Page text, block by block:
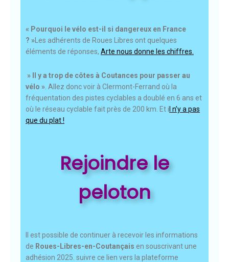
« Pourquoi le vélo est-il si dangereux en France
? » Les adhérents de Roues Libres ont quelques
éléments de réponses, Arte nous donne les chiffres.
» Il y a trop de côtes à Coutances pour passer au
vélo » . Allez donc voir à Clermont-Ferrand où la
fréquentation des pistes cyclables a doublé en 6 ans et
où le réseau cyclable fait près de 200 km. Et i l n’y a pas
que du plat !
Rejoindre le
peloton
Il est possible de continuer à recevoir les informations
de Roues-Libres-en-Coutançais en souscrivant une
adhésion 2025. suivre ce lien vers la plateforme